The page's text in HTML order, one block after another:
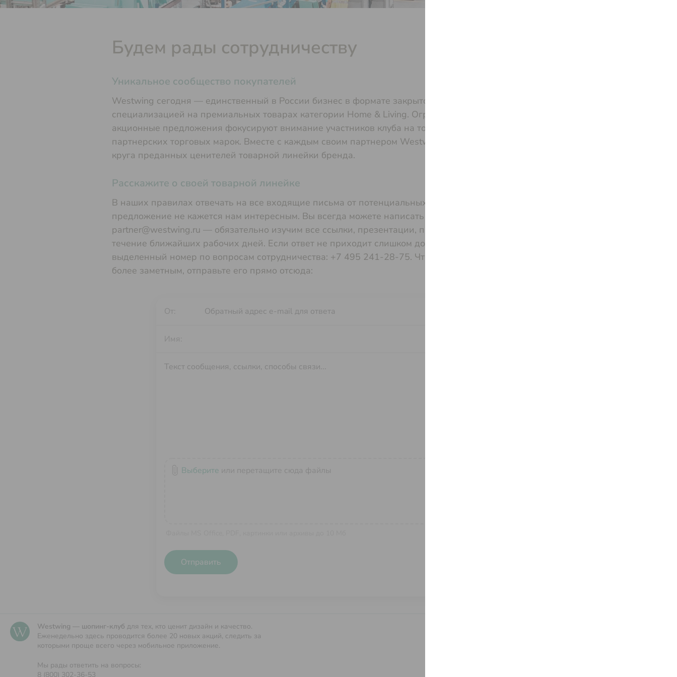
Будем рады сотрудничеству
Уникальное сообщество покупателей
Westwing сегодня — единственный в России бизнес в формате закрытого шопинг-клуба со
специализацией на премиальных товарах категории Home & Living. Ограниченные по времени
акционные предложения фокусируют внимание участников клуба на товарах и ценностях
партнерских торговых марок. Вместе с каждым своим партнером Westwing участвует в формировании
круга преданных ценителей товарной линейки бренда.
Расскажите о своей товарной линейке
В наших правилах отвечать на все входящие письма от потенциальных поставщиков, даже если
предложение не кажется нам интересным. Вы всегда можете написать нам на адрес
partner@westwing.ru — обязательно изучим все ссылки, презентации, прайс-листы и ответим в
течение ближайших рабочих дней. Если ответ не приходит слишком долго, пожалуйста, позвоните на
выделенный номер по вопросам сотрудничества: +7 495 241-28-75. Чтобы ваше сообщение было
более заметным, отправьте его прямо отсюда:
От:
Имя:
attach_file Выберите или перетащите сюда файлы
Отправить
Westwing — шопинг-клуб для тех, кто ценит дизайн и качество.
Еженедельно здесь проводится более 20 новых акций, следить за
которыми проще всего через мобильное приложение.
Мы рады ответить на вопросы:
8 (800) 302-36-53